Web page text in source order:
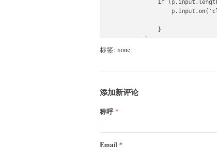
if
                }
            }
if
pageHeight
标签: none
添加新评论
称呼
Email